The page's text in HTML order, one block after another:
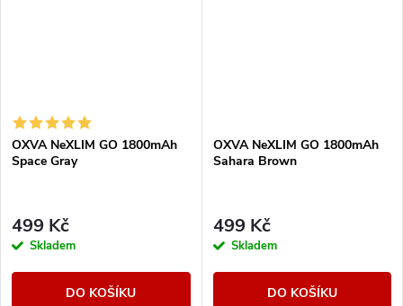
OXVA NeXLIM GO 1800mAh
Space Gray
499 Kč
Skladem
DO KOŠÍKU
OXVA NeXLIM GO 1800mAh
Sahara Brown
499 Kč
Skladem
DO KOŠÍKU